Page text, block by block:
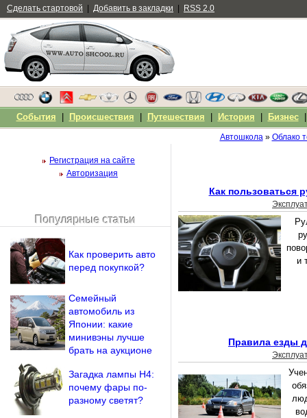
Автошкола» Облако
Как пользоваться
и
Правила езды
Регистрация на сайте
Авторизация
Напомнить пароль?
Популярные статьи
Как проверить авто
перед покупкой?
Семейный
автомобиль из
Японии: какие
минивэны лучше
брать на аукционе
Загадка лампы Н4:
почему фары по-
разному светят?
Сделать стартовой Добавить в закладки RSS 2.0
События Происшествия Путешествия История Бизнес